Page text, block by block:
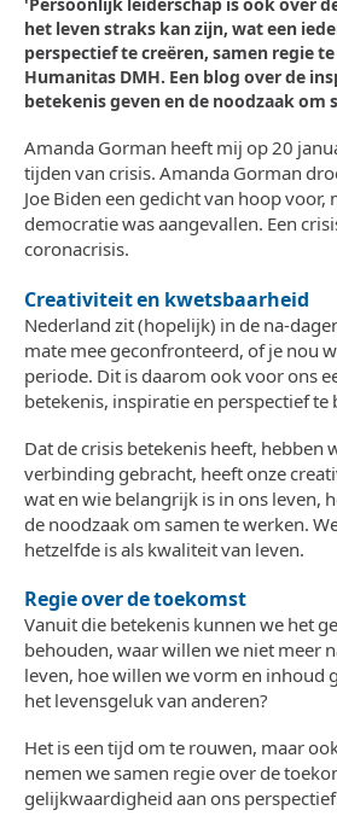
het leven straks kan zijn, wat een
perspectief te creëren, samen regie
Humanitas DMH. Een blog over de
betekenis geven en de noodzaak om
Amanda Gorman heeft mij op 20
tijden van crisis. Amanda Gorman
Joe Biden een gedicht van hoop
democratie was aangevallen. Een
coronacrisis.
Creativiteit en kwetsbaarheid
Nederland zit (hopelijk) in de na-
mate mee geconfronteerd, of je nou
periode. Dit is daarom ook voor ons
betekenis, inspiratie en perspectief te
Dat de crisis betekenis heeft, hebben
verbinding gebracht, heeft onze
wat en wie belangrijk is in ons leven,
de noodzaak om samen te werken.
hetzelfde is als kwaliteit van leven.
Regie over de toekomst
Vanuit die betekenis kunnen we het
behouden, waar willen we niet meer
leven, hoe willen we vorm en inhoud
het levensgeluk van anderen?
Het is een tijd om te rouwen, maar
nemen we samen regie over de
gelijkwaardigheid aan ons